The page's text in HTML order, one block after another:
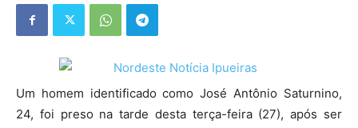
Um homem identificado como José Antônio Saturnino,
24, foi preso na tarde desta terça-feira (27), após ser